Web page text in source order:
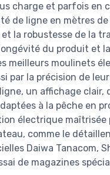
charge et parfois en
de ligne en mètres
la robustesse de la
du produit et
meilleurs moulinets
par la précision de
un affichage clair,
à la pêche en
électrique maîtrisée
comme le
Daiwa Tanacom,
de magazines